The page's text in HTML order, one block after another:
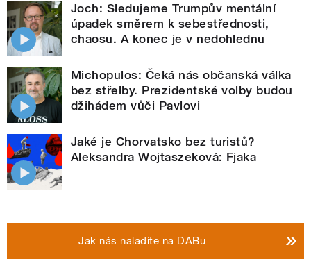
Joch: Sledujeme Trumpův mentální
úpadek směrem k sebestřednosti,
chaosu. A konec je v nedohlednu
Michopulos: Čeká nás občanská válka
bez střelby. Prezidentské volby budou
džihádem vůči Pavlovi
Jaké je Chorvatsko bez turistů?
Aleksandra Wojtaszeková: Fjaka
Jak nás naladíte na DABu